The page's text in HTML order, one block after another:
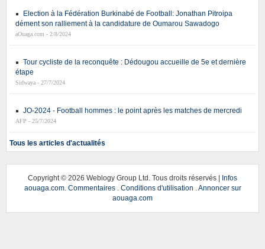
Election à la Fédération Burkinabé de Football: Jonathan Pitroipa
dément son ralliement à la candidature de Oumarou Sawadogo
aOuaga.com - 2/8/2024
Tour cycliste de la reconquête : Dédougou accueille de 5e et dernière
étape
Sidwaya - 27/7/2024
JO-2024 - Football hommes : le point après les matches de mercredi
AFP - 25/7/2024
Tous les articles d'actualités
Copyright © 2026 Weblogy Group Ltd. Tous droits réservés |
Infos
aouaga.com. Commentaires. Conditions d'utilisation .Annoncer sur
aouaga.com